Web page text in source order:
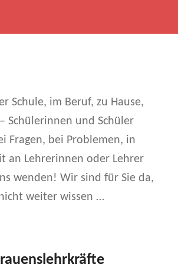
Schule, im Beruf, zu Hause,
Schülerinnen und Schüler
Fragen, bei Problemen, in
an Lehrerinnen oder Lehrer
wenden! Wir sind für Sie da,
weiter wissen …